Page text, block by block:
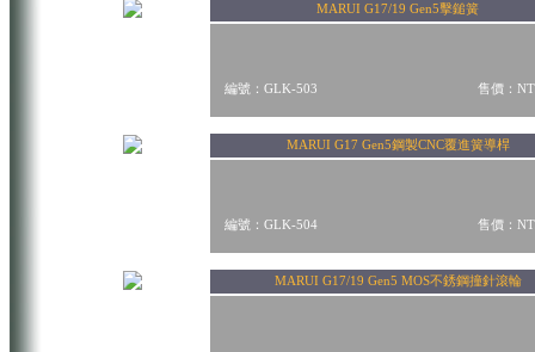
MARUI G17/19 Gen5擊鎚簧
編號：GLK-503 售價：
MARUI G17 Gen5鋼製CNC覆進簧導桿
編號：GLK-504 售價：
MARUI G17/19 Gen5 MOS不銹鋼撞針滾輪